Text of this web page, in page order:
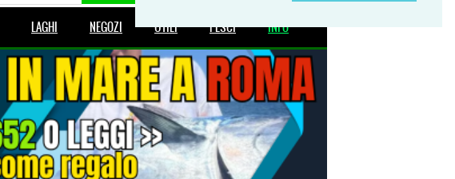
LAGHI NEGOZI UTILI PESCI INFO